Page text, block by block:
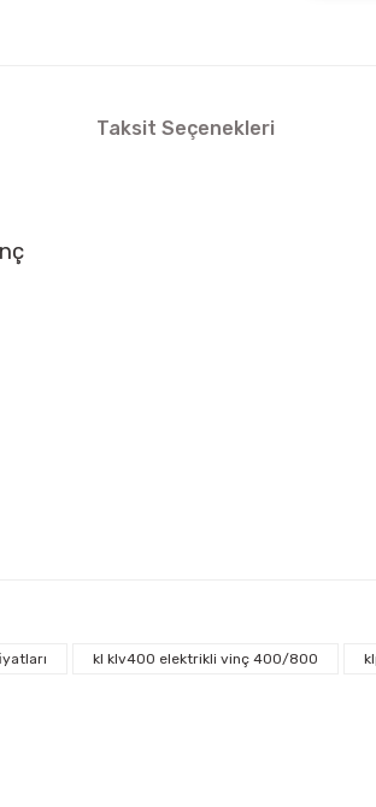
Taksit Seçenekleri
Bu ürüne ilk yorumu siz
kl klv400 elektrikli vinç 400/800